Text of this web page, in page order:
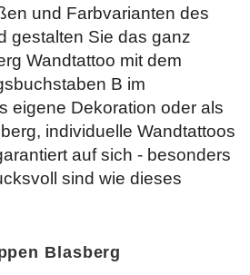
und Farbvarianten des
gestalten Sie das ganz
Wandtattoo mit dem
B im
eigene Dekoration oder als
individuelle Wandtattoos
auf sich - besonders
sind wie dieses
Blasberg